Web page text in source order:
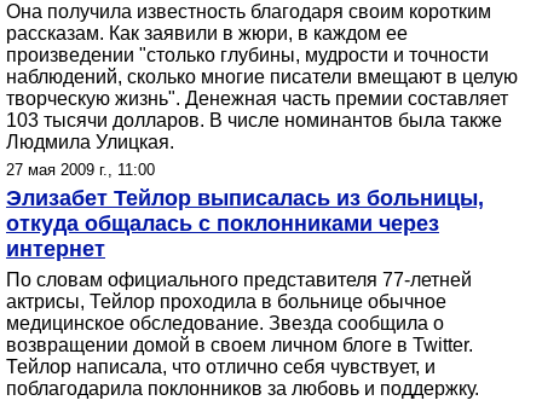
Она получила известность благодаря своим коротким
рассказам. Как заявили в жюри, в каждом ее
произведении "столько глубины, мудрости и точности
наблюдений, сколько многие писатели вмещают в целую
творческую жизнь". Денежная часть премии составляет
103 тысячи долларов. В числе номинантов была также
Людмила Улицкая.
27 мая 2009 г., 11:00
Элизабет Тейлор выписалась из больницы,
откуда общалась с поклонниками через
интернет
По словам официального представителя 77-летней
актрисы, Тейлор проходила в больнице обычное
медицинское обследование. Звезда сообщила о
возвращении домой в своем личном блоге в Twitter.
Тейлор написала, что отлично себя чувствует, и
поблагодарила поклонников за любовь и поддержку.